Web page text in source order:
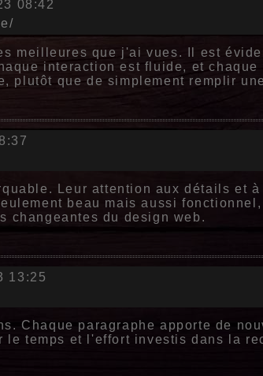
08:42
meilleures que j'ai vues. Il est
interaction est fluide, et chaque
plutôt que de simplement remplir
Leur attention aux détails et
beau mais aussi
changeantes du design web.
13:25
Chaque paragraphe apporte de
temps et l'effort investis dans la